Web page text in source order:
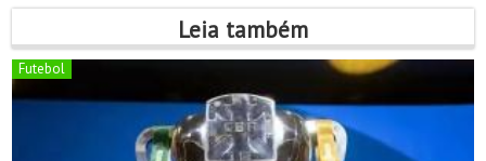
Leia também
Futebol